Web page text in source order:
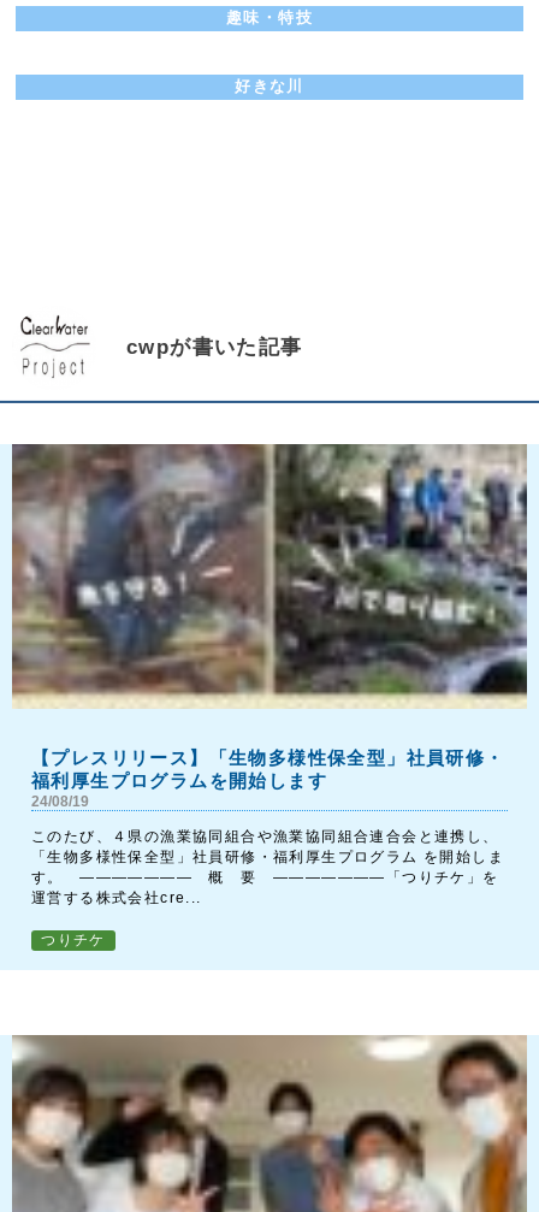
趣味・特技
好きな川
cwpが書いた記事
【プレスリリース】「生物多様性保全型」社員研修・
福利厚生プログラムを開始します
24/08/19
このたび、４県の漁業協同組合や漁業協同組合連合会と連携し、
「生物多様性保全型」社員研修・福利厚生プログラム を開始しま
す。 ――――――― 概 要 ―――――――「つりチケ」を
運営する株式会社cre...
つりチケ